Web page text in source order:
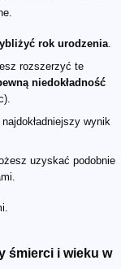
rok urodzenia.
rozszerzyć te
niedokładność
wynik
uzyskać podobnie
śmierci i wieku w